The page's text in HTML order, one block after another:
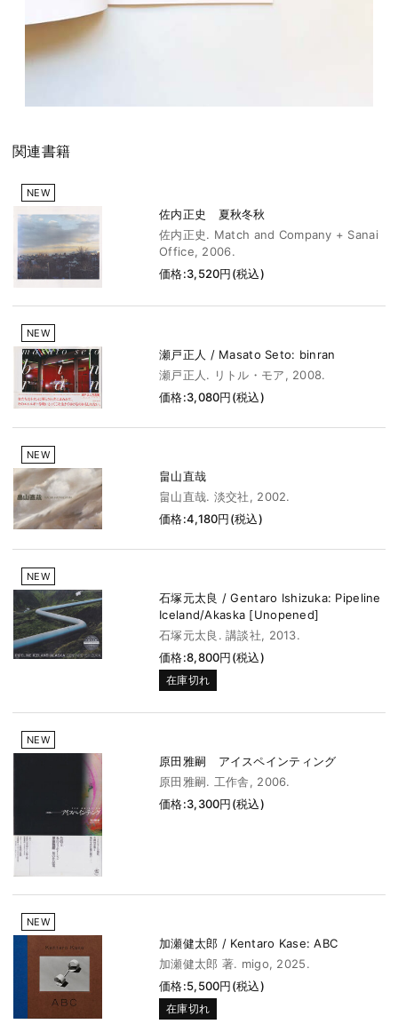
関連書籍
NEW
佐内正史 夏秋冬秋
佐内正史. Match and Company + Sanai
Office, 2006.
価格:3,520円(税込)
NEW
瀬戸正人 / Masato Seto: binran
瀬戸正人. リトル・モア, 2008.
価格:3,080円(税込)
NEW
畠山直哉
畠山直哉. 淡交社, 2002.
価格:4,180円(税込)
NEW
石塚元太良 / Gentaro Ishizuka: Pipeline
Iceland/Akaska [Unopened]
石塚元太良. 講談社, 2013.
価格:8,800円(税込)
在庫切れ
NEW
原田雅嗣 アイスペインティング
原田雅嗣. 工作舎, 2006.
価格:3,300円(税込)
NEW
加瀬健太郎 / Kentaro Kase: ABC
加瀬健太郎 著. migo, 2025.
価格:5,500円(税込)
在庫切れ